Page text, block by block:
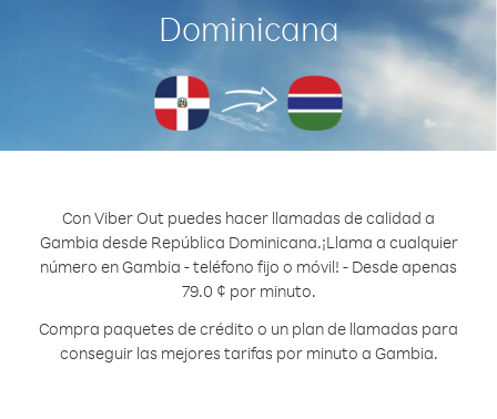
Dominicana
Con Viber Out puedes hacer llamadas de calidad a
Gambia desde República Dominicana.¡Llama a cualquier
número en Gambia - teléfono fijo o móvil! - Desde apenas
79.0 ¢ por minuto.
Compra paquetes de crédito o un plan de llamadas para
conseguir las mejores tarifas por minuto a Gambia.